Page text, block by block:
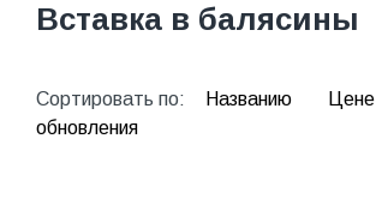
Вставка в балясины
Сортировать по: Названию Цене
обновления